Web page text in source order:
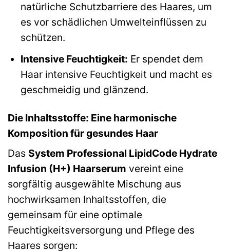
natürliche Schutzbarriere des Haares, um
es vor schädlichen Umwelteinflüssen zu
schützen.
Intensive Feuchtigkeit: Er spendet dem
Haar intensive Feuchtigkeit und macht es
geschmeidig und glänzend.
Die Inhaltsstoffe: Eine harmonische
Komposition für gesundes Haar
Das System Professional LipidCode Hydrate
Infusion (H+) Haarserum vereint eine
sorgfältig ausgewählte Mischung aus
hochwirksamen Inhaltsstoffen, die
gemeinsam für eine optimale
Feuchtigkeitsversorgung und Pflege des
Haares sorgen: